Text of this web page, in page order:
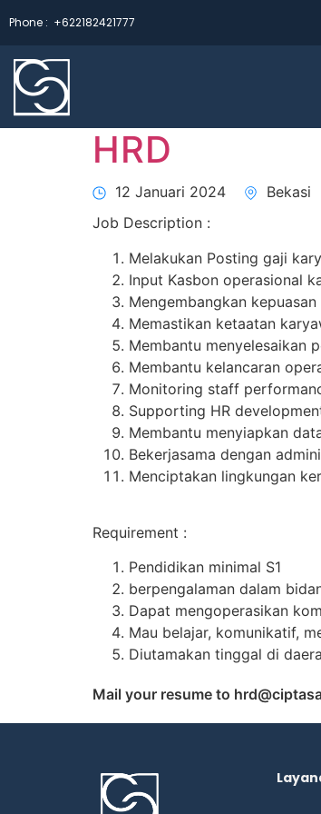
Phone : +622182421777
HRD
12 Januari 2024 Bekasi
Job Description :
Melakukan Posting gaji
Input Kasbon operasional
Mengembangkan
Memastikan ketaatan
Membantu menyelesaikan
Membantu kelancaran
Monitoring staff
Supporting HR
Membantu menyiapkan
Bekerjasama dengan
Menciptakan lingkungan
Requirement :
Pendidikan minimal S1
⁠berpengalaman dalam
⁠Dapat mengoperasikan
⁠Mau belajar, komunikatif,
⁠Diutamakan tinggal di
Mail your resume to